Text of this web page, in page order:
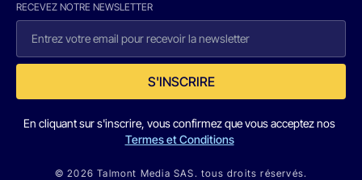
RECEVEZ NOTRE NEWSLETTER
S'INSCRIRE
En cliquant sur s'inscrire, vous confirmez que vous acceptez nos
Termes et Conditions
© 2026 Talmont Media SAS. tous droits réservés.